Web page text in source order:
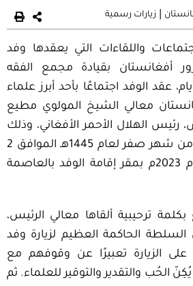
زيارات رسمية
واللقاءات التي يعقدها وفد
أفغانستان بقيادة مجمع الفقه
عقد الوفد اجتماعًا بأحد أبرز علماء
معالي الشيخ المولوي مطيع
الهلال الأحمر الأفغاني، وذلك
مساء يوم السبت 16 من شهر صفر لعام 1445هـ الموافق 2
من شهر سبتمبر لعام 2023م بمقر إقامة الوفد بالعاصمة
بكلمة ترحيبية ألقاها معالي الرئيس،
الحاكمة العظيم لزيارة وفد
على الزيارة تعبيرًا عن وقوفهم مع
الحُب والتقدير والتوقير للعلماء. ثم